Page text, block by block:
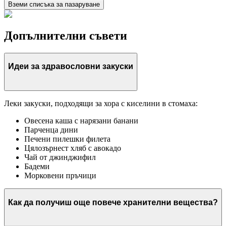
Вземи списъка за пазаруване
Допълнителни съвети
Идеи за здравословни закуски
Леки закуски, подходящи за хора с киселини в стомаха:
Овесена каша с нарязани банани
Парченца дини
Печени пилешки филета
Цялозърнест хляб с авокадо
Чай от джинджифил
Бадеми
Морковени пръчици
Как да получиш още повече хранителни вещества?